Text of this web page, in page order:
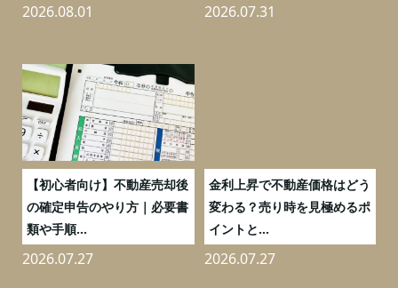
2026.08.01 2026.07.31
【初心者向け】不動産売却後
の確定申告のやり方｜必要書
類や手順...
2026.07.27
金利上昇で不動産価格はどう
変わる？売り時を見極めるポ
イントと...
2026.07.27